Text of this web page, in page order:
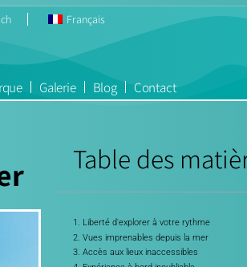
Français
Galerie Blog Contact
Table des
1. Liberté d'explorer à votre rythme
2. Vues imprenables depuis la mer
3. Accès aux lieux inaccessibles